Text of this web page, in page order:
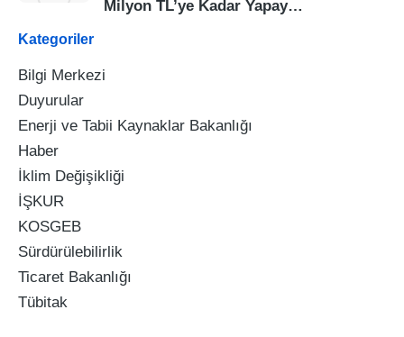
Milyon TL’ye Kadar Yapay…
Kategoriler
Bilgi Merkezi
Duyurular
Enerji ve Tabii Kaynaklar Bakanlığı
Haber
İklim Değişikliği
İŞKUR
KOSGEB
Sürdürülebilirlik
Ticaret Bakanlığı
Tübitak